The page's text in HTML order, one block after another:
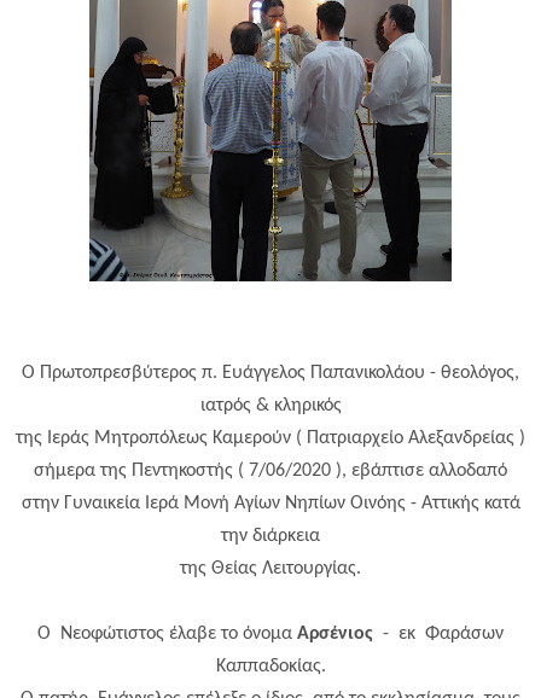
Ο Πρωτοπρεσβύτερος π. Ευάγγελος Παπανικολάου - θεολόγος,
ιατρός & κληρικός
της Ιεράς Μητροπόλεως Καμερούν ( Πατριαρχείο Αλεξανδρείας )
σήμερα της Πεντηκοστής ( 7/06/2020 ), εβάπτισε αλλοδαπό
στην Γυναικεία Ιερά Μονή Αγίων Νηπίων Οινόης - Αττικής κατά
την διάρκεια
της Θείας Λειτουργίας.
Ο Νεοφώτιστος έλαβε το όνομα Αρσένιος - εκ Φαράσων
Καππαδοκίας.